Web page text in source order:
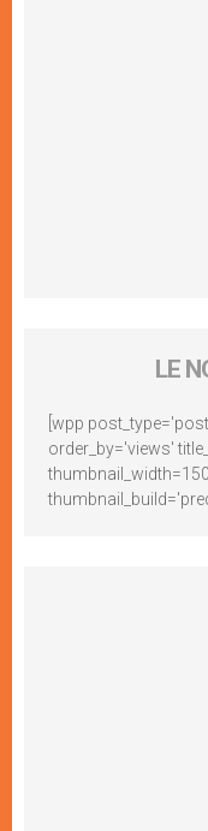
LE
[wpp
order_by='views'